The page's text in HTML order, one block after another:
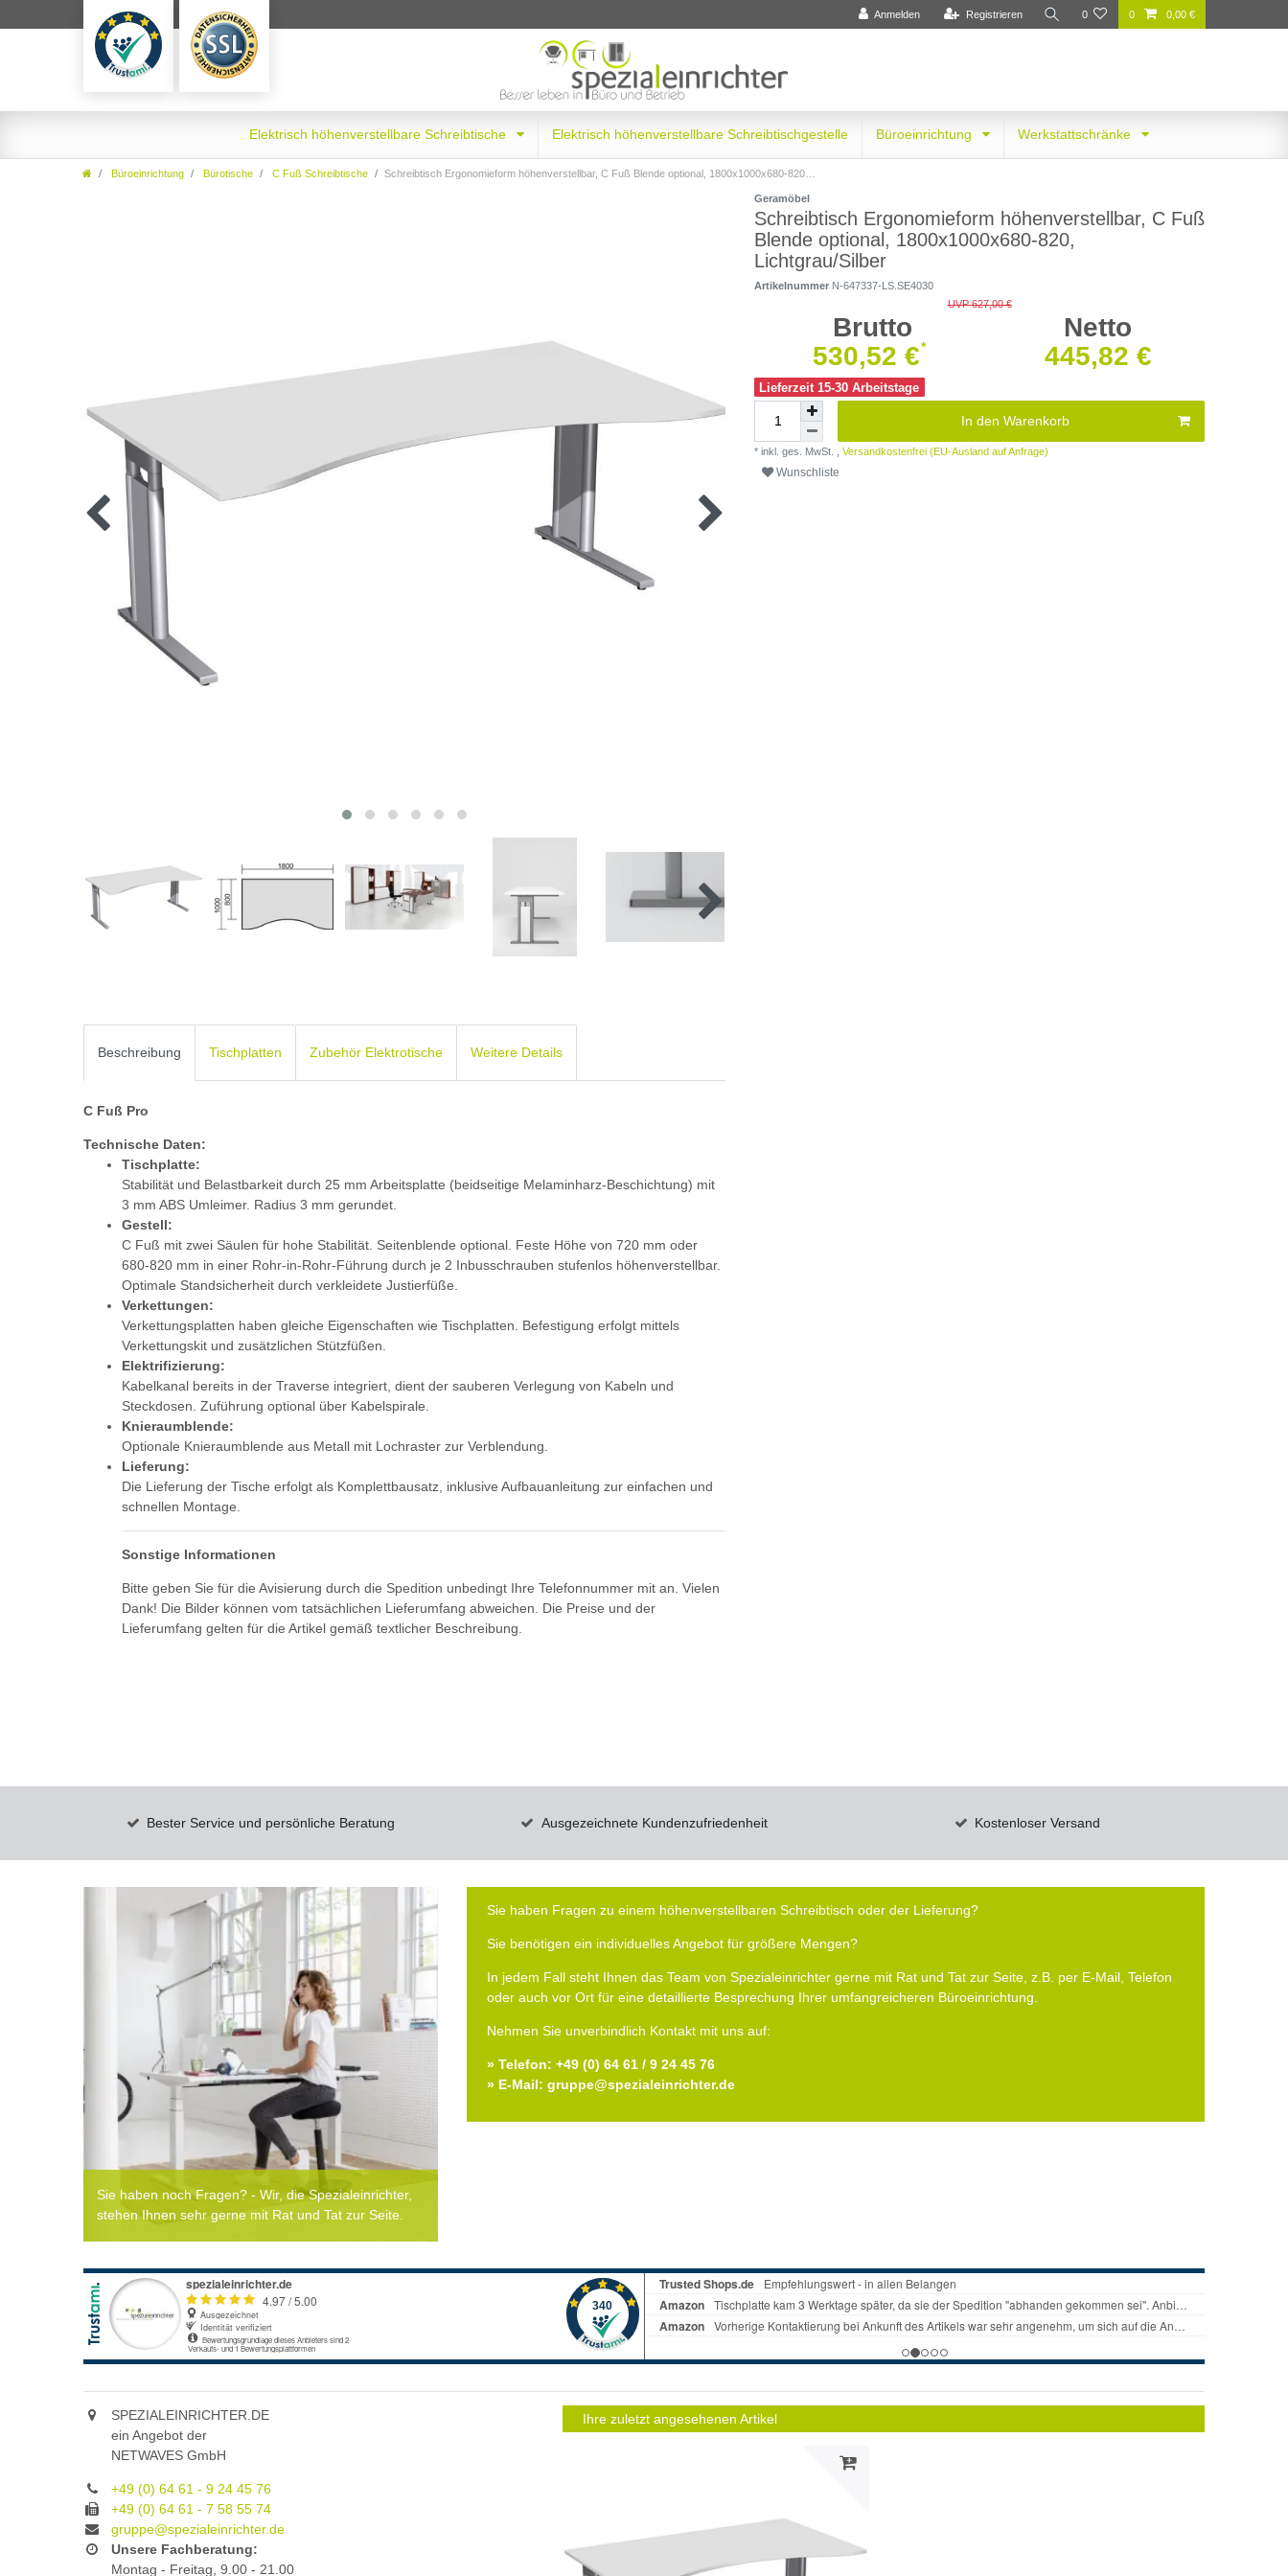
Anmelden Registrieren 0 0 0,00 €
Elektrisch höhenverstellbare Schreibtische Elektrisch höhenverstellbare Schreibtischgestelle Büroeinrichtung Werkstattschränke
Büroeinrichtung Bürotische C Fuß Schreibtische Schreibtisch Ergonomieform höhenverstellbar, C Fuß Blende optional, 1800x1000x680-820, Lichtgrau/Silber
Geramöbel
Schreibtisch Ergonomieform höhenverstellbar, C Fuß
Blende optional, 1800x1000x680-820,
Lichtgrau/Silber
Artikelnummer N-647337-LS.SE4030
UVP 627,00 €
Brutto
Netto
530,52 €
* 445,82 €
Lieferzeit 15-30 Arbeitstage
In den Warenkorb
* inkl. ges. MwSt. , Versandkostenfrei (EU-Ausland auf Anfrage)
Wunschliste
Beschreibung Tischplatten Zubehör Elektrotische Weitere Details
C Fuß Pro
Technische Daten:
Tischplatte:
Stabilität und Belastbarkeit durch 25 mm Arbeitsplatte (beidseitige Melaminharz-Beschichtung) mit
3 mm ABS Umleimer. Radius 3 mm gerundet.
Gestell:
C Fuß mit zwei Säulen für hohe Stabilität. Seitenblende optional. Feste Höhe von 720 mm oder
680-820 mm in einer Rohr-in-Rohr-Führung durch je 2 Inbusschrauben stufenlos höhenverstellbar.
Optimale Standsicherheit durch verkleidete Justierfüße.
Verkettungen:
Verkettungsplatten haben gleiche Eigenschaften wie Tischplatten. Befestigung erfolgt mittels
Verkettungskit und zusätzlichen Stützfüßen.
Elektrifizierung:
Kabelkanal bereits in der Traverse integriert, dient der sauberen Verlegung von Kabeln und
Steckdosen. Zuführung optional über Kabelspirale.
Knieraumblende:
Optionale Knieraumblende aus Metall mit Lochraster zur Verblendung.
Lieferung:
Die Lieferung der Tische erfolgt als Komplettbausatz, inklusive Aufbauanleitung zur einfachen und
schnellen Montage.
Sonstige Informationen
Bitte geben Sie für die Avisierung durch die Spedition unbedingt Ihre Telefonnummer mit an. Vielen
Dank! Die Bilder können vom tatsächlichen Lieferumfang abweichen. Die Preise und der
Lieferumfang gelten für die Artikel gemäß textlicher Beschreibung.
Bester Service und persönliche Beratung Ausgezeichnete Kundenzufriedenheit Kostenloser Versand
Sie haben noch Fragen? - Wir, die Spezialeinrichter,
stehen Ihnen sehr gerne mit Rat und Tat zur Seite.
Sie haben Fragen zu einem höhenverstellbaren Schreibtisch oder der Lieferung?
Sie benötigen ein individuelles Angebot für größere Mengen?
In jedem Fall steht Ihnen das Team von Spezialeinrichter gerne mit Rat und Tat zur Seite, z.B. per E-Mail, Telefon
oder auch vor Ort für eine detaillierte Besprechung Ihrer umfangreicheren Büroeinrichtung.
Nehmen Sie unverbindlich Kontakt mit uns auf:
» Telefon: +49 (0) 64 61 / 9 24 45 76
» E-Mail: gruppe@spezialeinrichter.de
SPEZIALEINRICHTER.DE
ein Angebot der
NETWAVES GmbH
+49 (0) 64 61 - 9 24 45 76
+49 (0) 64 61 - 7 58 55 74
gruppe@spezialeinrichter.de
Unsere Fachberatung:
Montag - Freitag, 9.00 - 21.00
Ihre zuletzt angesehenen Artikel